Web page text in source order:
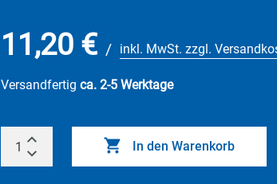
11,20 € / inkl. MwSt. zzgl.
Versandfertig ca. 2-5 Werktage
In den Warenkorb